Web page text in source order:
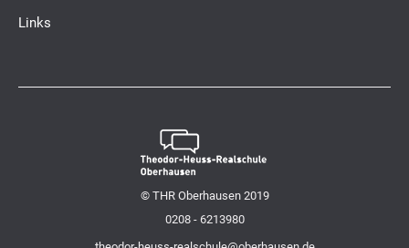
Links
© THR Oberhausen 2019
0208 - 6213980